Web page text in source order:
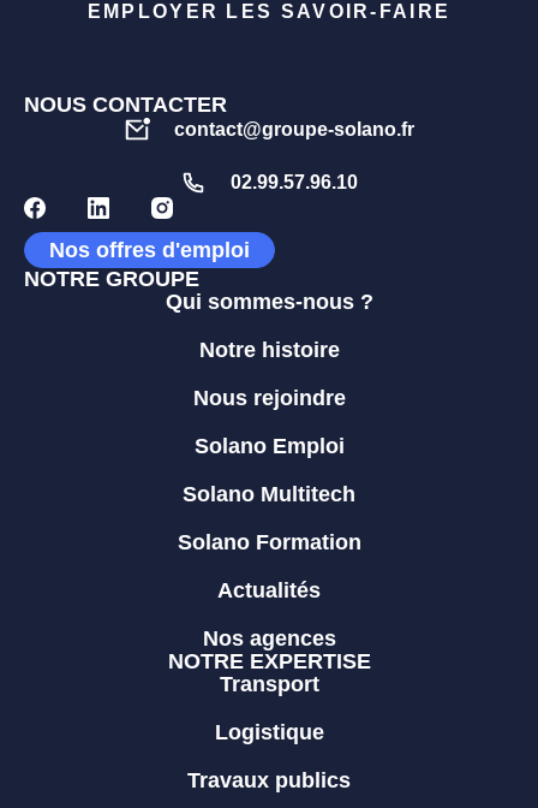
EMPLOYER LES SAVOIR-FAIRE
NOUS CONTACTER
contact@groupe-solano.fr
02.99.57.96.10
Nos offres d'emploi
NOTRE GROUPE
Qui sommes-nous ?
Notre histoire
Nous rejoindre
Solano Emploi
Solano Multitech
Solano Formation
Actualités
Nos agences
NOTRE EXPERTISE
Transport
Logistique
Travaux publics